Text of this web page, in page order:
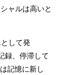
ャルは高いと
して発
録、停滞して
記憶に新し